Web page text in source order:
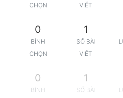
CHỌN
VIẾT
0
BÌNH
CHỌN
1
SỐ BÀI
VIẾT
0
BÌNH
1
SỐ BÀI